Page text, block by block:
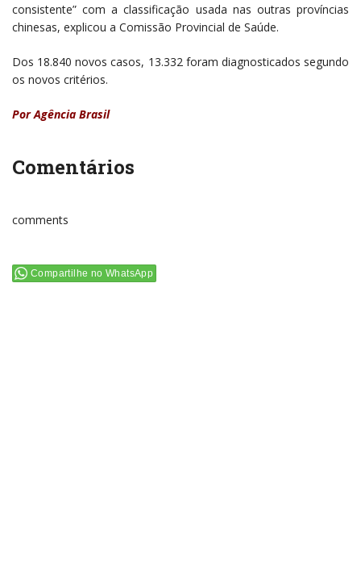
consistente” com a classificação usada nas outras províncias
chinesas, explicou a Comissão Provincial de Saúde.
Dos 18.840 novos casos, 13.332 foram diagnosticados segundo
os novos critérios.
Por Agência Brasil
Comentários
comments
Compartilhe no WhatsApp